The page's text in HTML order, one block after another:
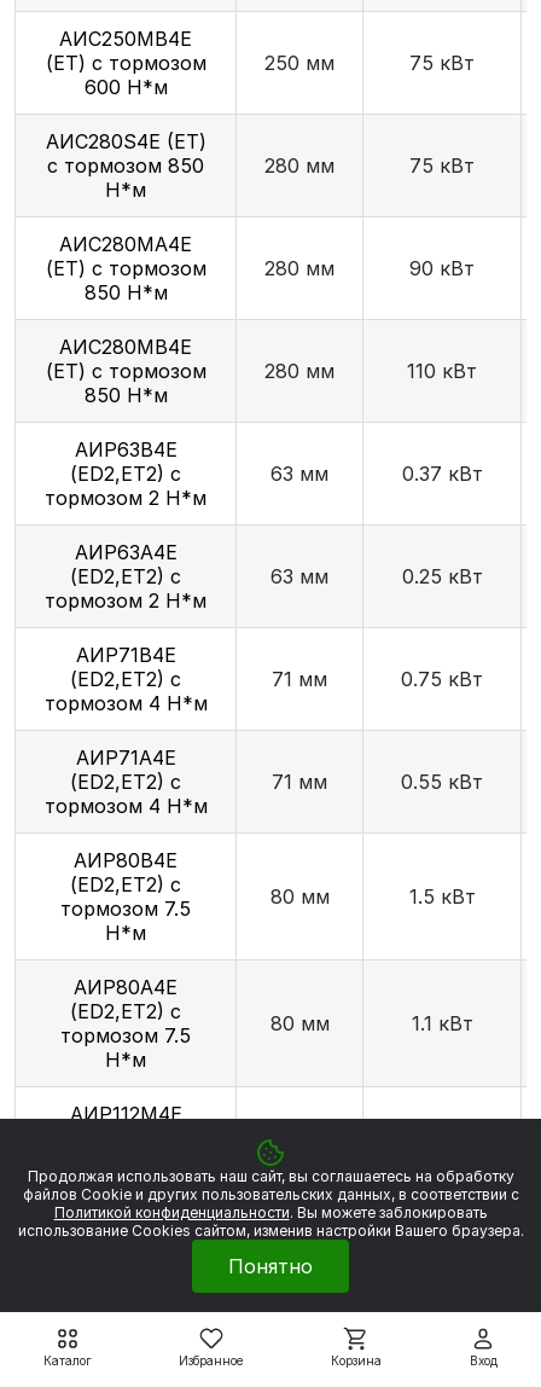
Каталог Избранное Корзина Вход
АИС250МВ4Е
(ET) с тормозом
600 Н*м
250 мм 75 кВт
AИC280S4Е (ET)
с тормозом 850
Н*м
280 мм 75 кВт
АИС280МА4Е
(ET) с тормозом
850 Н*м
280 мм 90 кВт
АИС280МВ4Е
(ET) с тормозом
850 Н*м
280 мм 110 кВт
АИР63В4E
(ED2,ET2) с
тормозом 2 Н*м
63 мм 0.37 кВт
АИР63А4E
(ED2,ET2) с
тормозом 2 Н*м
63 мм 0.25 кВт
АИР71В4E
(ED2,ET2) с
тормозом 4 Н*м
71 мм 0.75 кВт
АИР71A4E
(ED2,ET2) с
тормозом 4 Н*м
71 мм 0.55 кВт
АИР80В4E
(ED2,ET2) с
тормозом 7.5
Н*м
80 мм 1.5 кВт
АИР80А4E
(ED2,ET2) с
тормозом 7.5
Н*м
80 мм 1.1 кВт
АИР112М4E
Н*м
112 мм
АИР90L4E
тормозом 15 Н*м
90 мм
АИР100L4E
(ED2,ET2) с
Продолжая использовать наш сайт, вы соглашаетесь на обработку
файлов Сookie и других пользовательских данных, в соответствии с
Политикой конфиденциальности. Вы можете заблокировать
использование Cookies сайтом, изменив настройки Вашего браузера.
Понятно